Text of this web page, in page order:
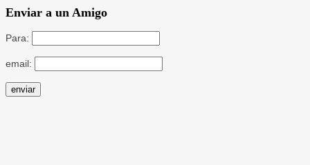
Enviar a un Amigo
Para:
email: